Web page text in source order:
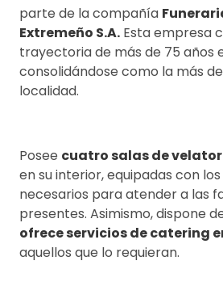
parte de la compañía
Extremeño S.A. Esta empresa
trayectoria de más de 75 años
consolidándose como la más
localidad.
Posee cuatro salas de
en su interior, equipadas con
necesarios para atender a las
presentes. Asimismo, dispone
ofrece servicios de catering
aquellos que lo requieran.